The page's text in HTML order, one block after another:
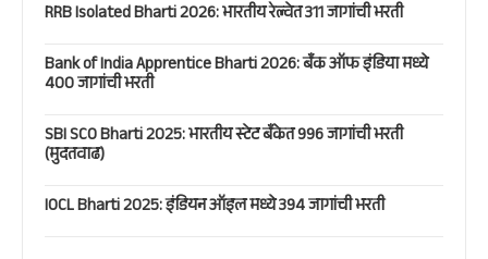
RRB Isolated Bharti 2026: भारतीय रेल्वेत 311 जागांची भरती
Bank of India Apprentice Bharti 2026: बँक ऑफ इंडिया मध्ये
400 जागांची भरती
SBI SCO Bharti 2025: भारतीय स्टेट बँकेत 996 जागांची भरती
(मुदतवाढ)
IOCL Bharti 2025: इंडियन ऑइल मध्ये 394 जागांची भरती